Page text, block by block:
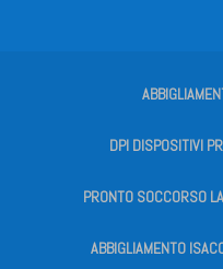
DPI DISPOSITIVI
PRONTO SOCCORSO
ABBIGLIAMENTO